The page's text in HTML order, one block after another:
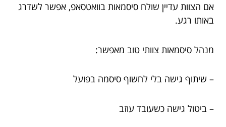
אם הצוות עדיין שולח סיסמאות בוואטסאפ, אפשר לשדרג
באותו רגע.
מנהל סיסמאות צוותי טוב מאפשר:
– שיתוף גישה בלי לחשוף סיסמה בפועל
– ביטול גישה כשעובד עוזב